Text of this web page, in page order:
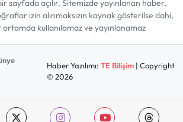
sayfada açılır. Sitemizde yayınlanan haber,
izin alınmaksızın kaynak gösterilse dahi,
kullanılamaz ve yayınlanamaz
Haber Yazılımı: TE Bilişim| Copyright
© 2026